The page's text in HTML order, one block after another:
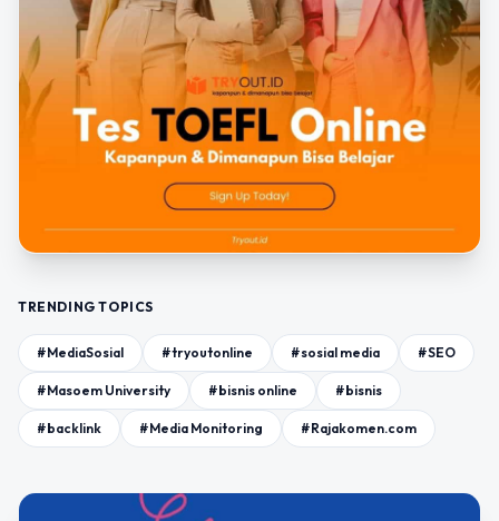
TRENDING TOPICS
#MediaSosial #tryoutonline #sosial media #SEO
#Masoem University #bisnis online #bisnis
#backlink #Media Monitoring #Rajakomen.com